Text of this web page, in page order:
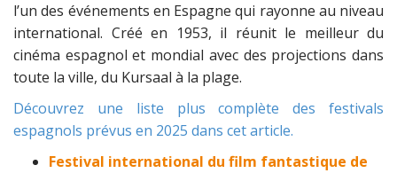
l’un des événements en Espagne qui rayonne au niveau
international. Créé en 1953, il réunit le meilleur du
cinéma espagnol et mondial avec des projections dans
toute la ville, du Kursaal à la plage.
Découvrez une liste plus complète des festivals
espagnols prévus en 2025 dans cet article.
Festival international du film fantastique de